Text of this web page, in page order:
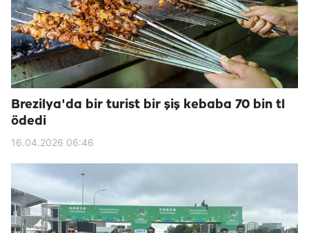
Brezilya'da bir turist bir şiş kebaba 70 bin tl
ödedi
16.04.2026 06:46